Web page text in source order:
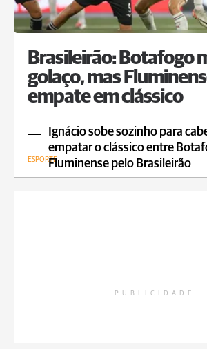
Brasileirão: Botafogo
golaço, mas
empate em clássico
Ignácio sobe sozinho para
empatar o clássico entre
Fluminense pelo Brasileirão
ESPORTE
PUBLICIDADE